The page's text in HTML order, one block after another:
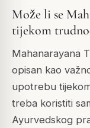
Može li se
tijekom
Mahanarayana
opisan kao
upotrebu
treba koristiti
Ayurvedskog